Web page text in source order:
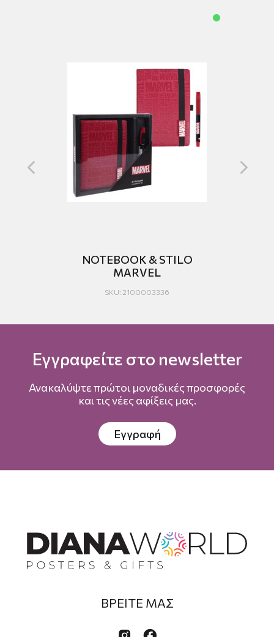
NOTEBOOK & STILO
MARVEL
SKU: 2100003336
Εγγραφείτε στο newsletter
Ανακαλύψτε πρώτοι μοναδικές προσφορές
και τις νέες αφίξεις μας.
Εγγραφή
ΒΡΕΙΤΕ ΜΑΣ